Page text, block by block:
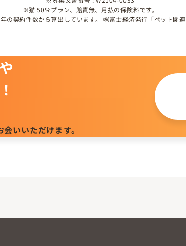
※猫 50％プラン、賠責無、月払の保険料です。
契約件数から算出しています。 ㈱富士経済発行「ペット関
いいただけます。